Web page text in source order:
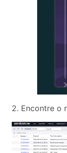
2. Encontre o